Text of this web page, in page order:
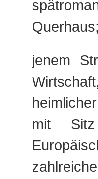
Querhaus;
jenem
mit